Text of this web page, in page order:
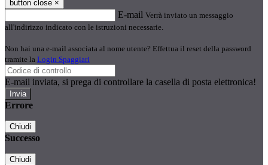
button close ×
E-mail Verrà inviato un messaggio
all'indirizzo indicato con le istruzioni necessarie.
Non hai una e-mail associata al nome utente? Effettua il reset della password
tramite la Login Spaggiari
E-mail inviata, si prega di controllare la casella di posta elettronica!
Errore
Chiudi
Successo
Chiudi